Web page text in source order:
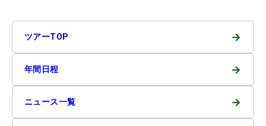
ツアーTOP →
年間日程 →
ニュース一覧 →